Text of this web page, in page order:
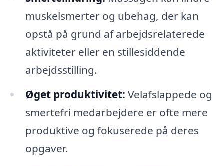
muskelsmerter og ubehag, der kan
opstå på grund af arbejdsrelaterede
aktiviteter eller en stillesiddende
arbejdsstilling.
Øget produktivitet: Velafslappede og
smertefri medarbejdere er ofte mere
produktive og fokuserede på deres
opgaver.